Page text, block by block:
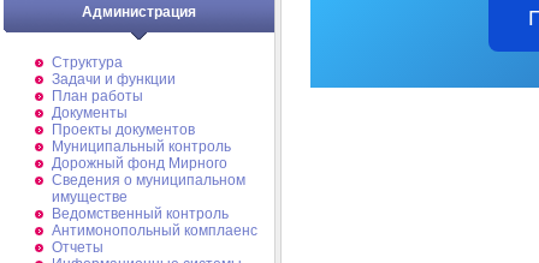
Администрация
Структура
Задачи и функции
План работы
Документы
Проекты документов
Муниципальный контроль
Дорожный фонд Мирного
Cведения о муниципальном
имуществе
Ведомственный контроль
Антимонопольный комплаенс
Отчеты